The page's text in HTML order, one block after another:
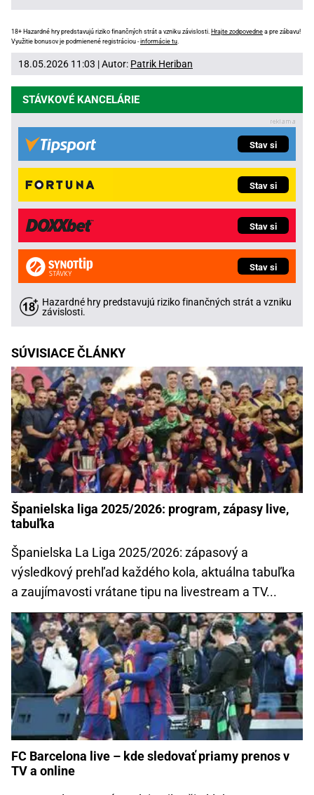
18+ Hazardné hry predstavujú riziko finančných strát a vzniku závislosti. Hrajte zodpovedne a pre zábavu!
Využitie bonusov je podmienené registráciou -informácie tu
18.05.2026 11:03 | Autor: Patrik Heriban
STÁVKOVÉ KANCELÁRIE
Stav si
Stav si
Stav si
Stav si
Hazardné hry predstavujú riziko finančných strát a vzniku
závislosti.
SÚVISIACE ČLÁNKY
Španielska liga 2025/2026: program, zápasy live,
tabuľka
Španielska La Liga 2025/2026: zápasový a
výsledkový prehľad každého kola, aktuálna tabuľka
a zaujímavosti vrátane tipu na livestream a TV...
FC Barcelona live – kde sledovať priamy prenos v
TV a online